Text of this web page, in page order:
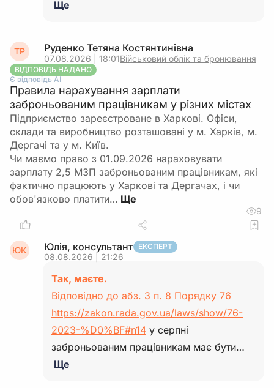
Ще
ТР Руденко Тетяна Костянтинівна
07.08.2026 | 18:01Військовий облік та бронювання
ВІДПОВІДЬ НАДАНО
Є відповідь АІ
Правила нарахування зарплати
заброньованим працівникам у різних містах
Підприємство зареєстроване в Харкові. Офіси,
склади та виробництво розташовані у м. Харків, м.
Дергачі та у м. Київ.
Чи маємо право з 01.09.2026 нараховувати
зарплату 2,5 МЗП заброньованим працівникам, які
фактично працюють у Харкові та Дергачах, і чи
обов'язково платити…
9
ЮК Юлія, консультант ЕКСПЕРТ
08.08.2026 | 21:26
Так, маєте.
Відповідно до абз. 3 п. 8 Порядку 76
https://zakon.rada.gov.ua/laws/show/76-
2023-%D0%BF#n14 у серпні
заброньованим працівникам має бути…
Ще